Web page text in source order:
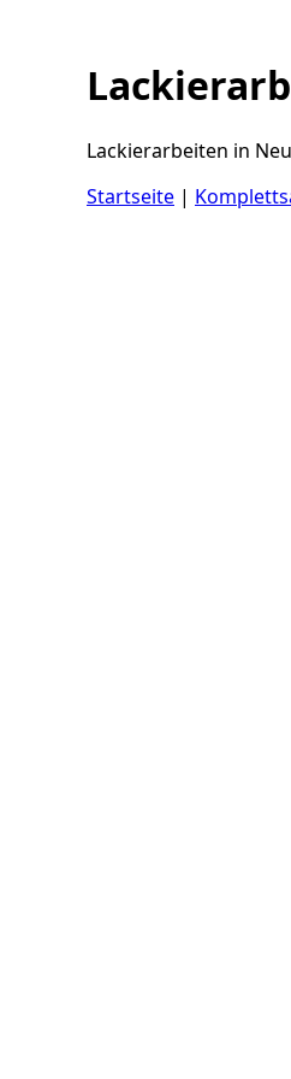
Lackierarbeiten in
Startseite |